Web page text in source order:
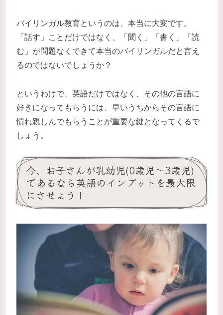
バイリンガル教育というのは、本当に大変です。
「話す」ことだけではなく、「聞く」「書く」「読
む」が問題なくできて本当のバイリンガルだと言え
るのではないでしょうか？
というわけで、英語だけではなく、その他の言語に
好きになってもらうには、早いうちからその言語に
慣れ親しんでもらうことが重要な鍵となってくるで
しょう。
今、お子さんが乳幼児(0歳児〜3歳児)
であるなら英語のインプットを最大限
にさせよう！